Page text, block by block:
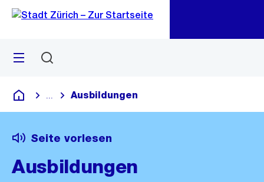
Navigation
Sprunglink
Menü
Deutsch
Blende alle Breadcrumbs ein
Ausbildungen
Seite vorlesen
Ausbildungen